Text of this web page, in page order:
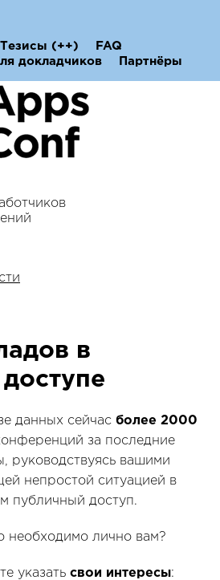
Тезисы (++)
FAQ
докладчиков Партнёры
в
данных сейчас более 2000
за последние
руководствуясь вашими
непростой ситуацией в
публичный доступ.
необходимо лично вам?
указать свои интересы: